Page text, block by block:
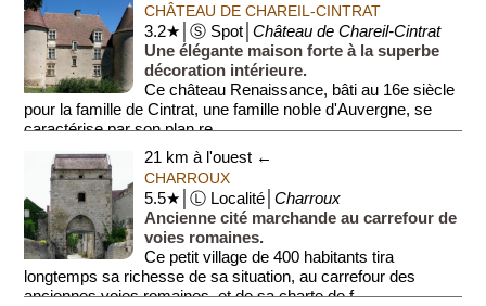
CHÂTEAU DE CHAREIL-CINTRAT
3.2★│Ⓢ Spot│Château de Chareil-Cintrat
Une élégante maison forte à la superbe
décoration intérieure.
Ce château Renaissance, bâti au 16e siècle
pour la famille de Cintrat, une famille noble d'Auvergne, se
caractérise par son plan re...
21 km à l'ouest ←
CHARROUX
5.5★│Ⓛ Localité│Charroux
Ancienne cité marchande au carrefour de
voies romaines.
Ce petit village de 400 habitants tira
longtemps sa richesse de sa situation, au carrefour des
anciennes voies romaines, et de sa charte de f...